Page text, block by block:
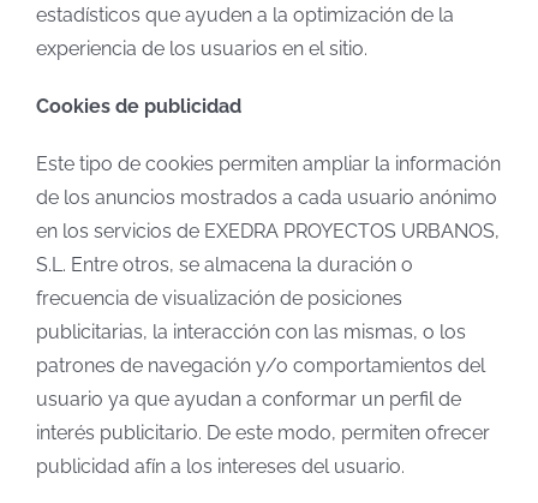
estadísticos que ayuden a la optimización de la
experiencia de los usuarios en el sitio.
Cookies de publicidad
Este tipo de cookies permiten ampliar la información
de los anuncios mostrados a cada usuario anónimo
en los servicios de EXEDRA PROYECTOS URBANOS,
S.L. Entre otros, se almacena la duración o
frecuencia de visualización de posiciones
publicitarias, la interacción con las mismas, o los
patrones de navegación y/o comportamientos del
usuario ya que ayudan a conformar un perfil de
interés publicitario. De este modo, permiten ofrecer
publicidad afín a los intereses del usuario.